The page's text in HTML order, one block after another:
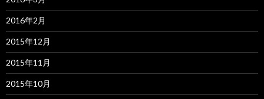
2016年2月
2015年12月
2015年11月
2015年10月